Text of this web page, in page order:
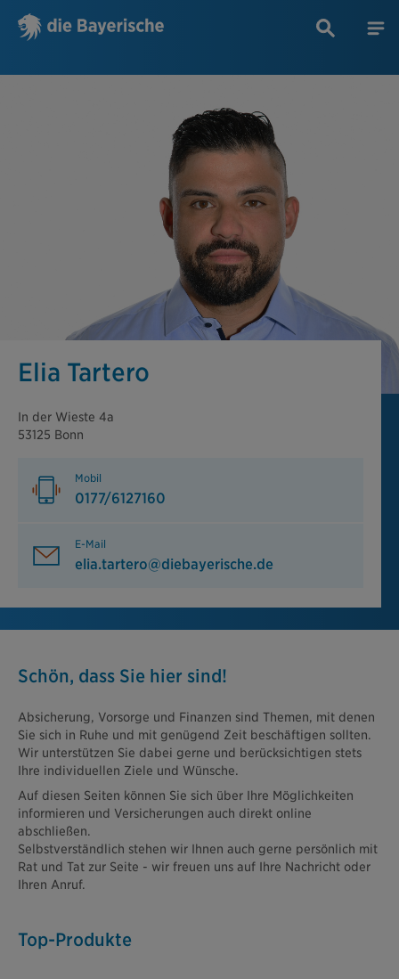
Elia Tartero
In der Wieste 4a
53125 Bonn
Mobil
0177/6127160
E-Mail
elia.tartero@diebayerische.de
Schön, dass Sie hier sind!
Absicherung, Vorsorge und Finanzen sind Themen, mit denen
Sie sich in Ruhe und mit genügend Zeit beschäftigen sollten.
Wir unterstützen Sie dabei gerne und berücksichtigen stets
Ihre individuellen Ziele und Wünsche.
Auf diesen Seiten können Sie sich über Ihre Möglichkeiten
informieren und Versicherungen auch direkt online
abschließen.
Selbstverständlich stehen wir Ihnen auch gerne persönlich mit
Rat und Tat zur Seite - wir freuen uns auf Ihre Nachricht oder
Ihren Anruf.
Top-Produkte